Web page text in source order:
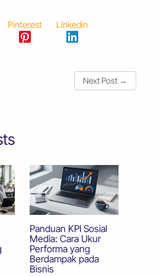
Pinterest Linkedin
Next Post →
Panduan KPI Sosial
Media: Cara Ukur
Performa yang
Berdampak pada
Bisnis